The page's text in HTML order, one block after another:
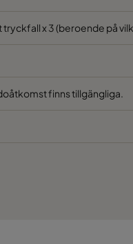
tryckfall x 3 (beroende på
finns tillgängliga.